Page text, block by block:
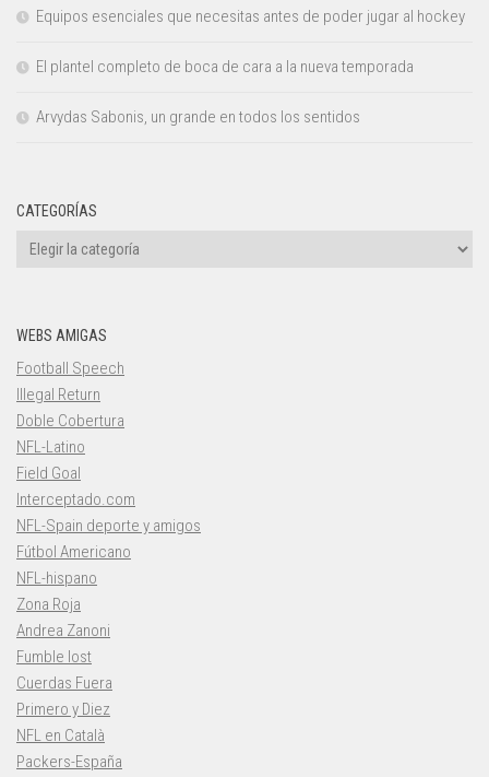
Equipos esenciales que necesitas antes de poder jugar al hockey
El plantel completo de boca de cara a la nueva temporada
Arvydas Sabonis, un grande en todos los sentidos
CATEGORÍAS
Categorías
WEBS AMIGAS
Football Speech
Illegal Return
Doble Cobertura
NFL-Latino
Field Goal
Interceptado.com
NFL-Spain deporte y amigos
Fútbol Americano
NFL-hispano
Zona Roja
Andrea Zanoni
Fumble lost
Cuerdas Fuera
Primero y Diez
NFL en Català
Packers-España